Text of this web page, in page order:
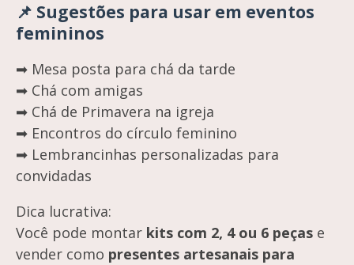
📌 Sugestões para usar em eventos
femininos
➡ Mesa posta para chá da tarde
➡ Chá com amigas
➡ Chá de Primavera na igreja
➡ Encontros do círculo feminino
➡ Lembrancinhas personalizadas para
convidadas
Dica lucrativa:
Você pode montar kits com 2, 4 ou 6 peças e
vender como presentes artesanais para